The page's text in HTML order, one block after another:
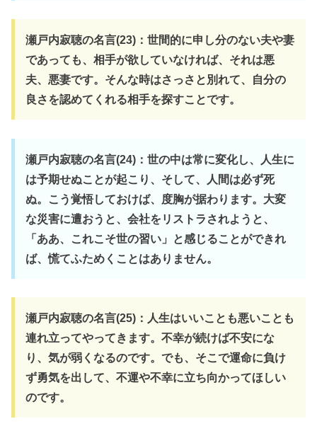
瀬戸内寂聴の名言(23)：世間的に申し分のない夫や妻
であっても、相手が欲していなければ、それは悪
夫、悪妻です。そんな時はさっさと別れて、自分の
良さを認めてくれる相手を探すことです。
瀬戸内寂聴の名言(24)：世の中は常に変化し、人生に
は予期せぬことが起こり、そして、人間は必ず死
ぬ。こう覚悟しておけば、度胸が据わります。大変
な災害に遭おうと、会社をリストラされようと、
「ああ、これこそ世の習い」と感じることができれ
ば、慌てふためくことはありません。
瀬戸内寂聴の名言(25)：人生はいいことも悪いことも
連れ立ってやってきます。不幸が続けば不安にな
り、気が弱くなるのです。でも、そこで運命に負け
ず勇気を出して、不運や不幸に立ち向かってほしい
のです。